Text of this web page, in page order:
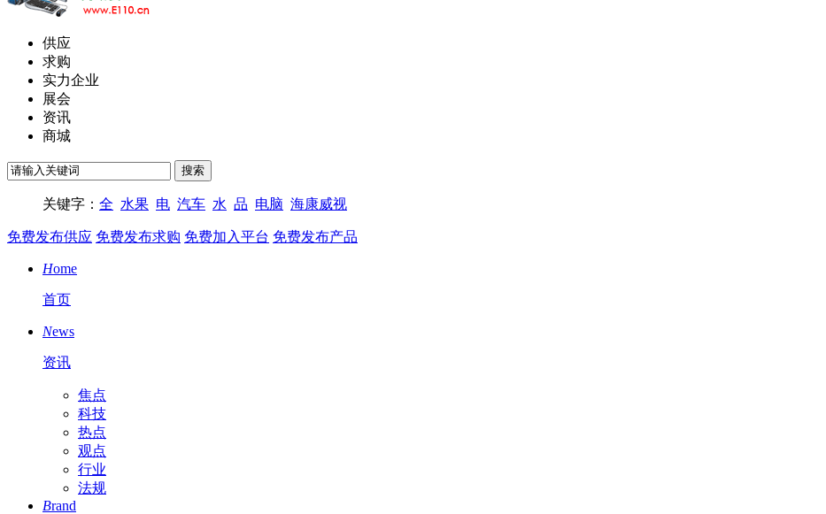
供应
求购
实力企业
展会
资讯
商城
关键字： 全 水果 电 汽车 水 品 电脑 海康威视
免费发布供应 免费发布求购 免费加入平台 免费发布产品
Home
首页
News
资讯
焦点
科技
热点
观点
行业
法规
Brand